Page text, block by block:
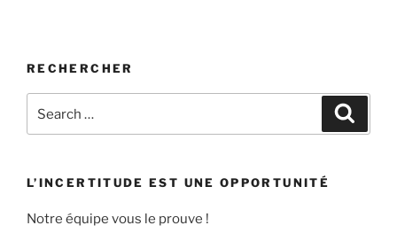
RECHERCHER
for:
L’INCERTITUDE EST UNE OPPORTUNITÉ
Notre équipe vous le prouve !